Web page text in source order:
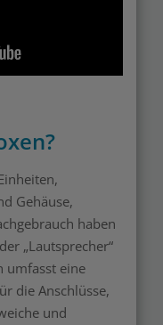
Gehäuse,
haben
„Lautsprecher“
umfasst eine
die Anschlüsse,
und